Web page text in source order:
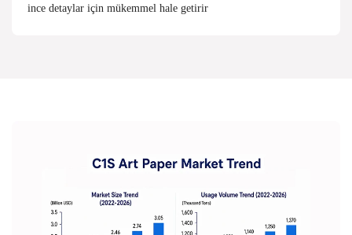
ince detaylar için mükemmel hale getirir